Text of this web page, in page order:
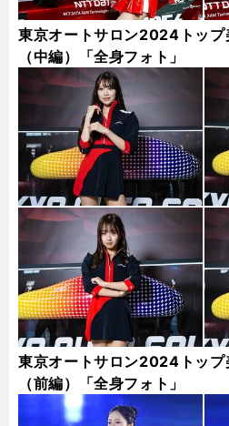
東京オートサロン2024トッ
（中編）「全身フォト」
東京オートサロン2024トッ
（前編）「全身フォト」